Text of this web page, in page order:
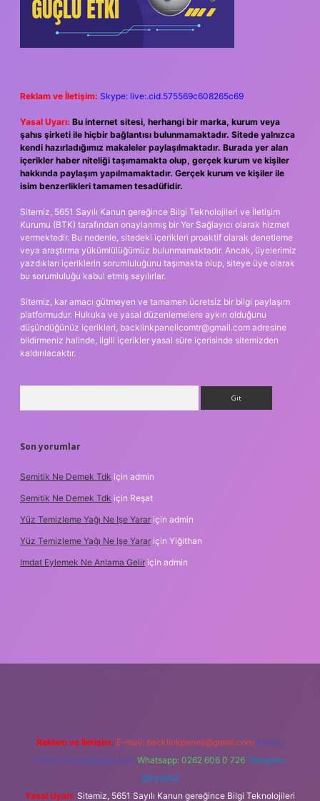
Reklam ve İletişim: Skype: live:.cid.575569c608265c69
Yasal Uyarı: Bu internet sitesi, herhangi bir marka, kurum veya
şahıs şirketi ile hiçbir bağlantısı bulunmamaktadır. Sitede yalnızca
kendi hazırladığımız makaleler paylaşılmaktadır. Burada yer alan
içerikler haber niteliği taşımamakta olup, gerçek kurum ve kişiler
hakkında paylaşım yapılmamaktadır. Gerçek kurum ve kişiler ile
isim benzerlikleri tamamen tesadüfidir.
Sitemiz, 5651 Sayılı Kanun gereğince Bilgi Teknolojileri ve İletişim
Kurumu (BTK) tarafından onaylanmış bir Yer Sağlayıcı olarak hizmet
vermektedir. Bu nedenle, sitedeki içerikleri proaktif olarak denetleme
veya araştırma yükümlülüğümüz bulunmamaktadır. Ancak, üyelerimiz
yazdıkları içeriklerin sorumluluğunu taşımakta olup, siteye üye olarak
bu sorumluluğu kabul etmiş sayılırlar.
Sitemiz, kar amacı gütmeyen ve tamamen ücretsiz bir bilgi paylaşım
platformudur. Hukuka ve yasal düzenlemelere aykırı olduğunu
düşündüğünüz içerikleri, backlinkpanelicomtr@gmail.com adresine
bildirmeniz halinde, ilgili içerikler yasal süre içerisinde sitemizden
kaldırılacaktır.
Son yorumlar
Semitik Ne Demek Tdk için admin
Semitik Ne Demek Tdk için Reşat
Yüz Temizleme Yağı Ne Işe Yarar için admin
Yüz Temizleme Yağı Ne Işe Yarar için Yiğithan
Imdat Eylemek Ne Anlama Gelir için admin
Reklam ve İletişim: E-mail: backlinkpaneli@gmail.com Teams:
forumhizmeti@gmail.com Whatsapp: 0262 606 0 726 Telegram:
@karabul
Yasal Uyarı: Sitemiz, 5651 Sayılı Kanun gereğince Bilgi Teknolojileri